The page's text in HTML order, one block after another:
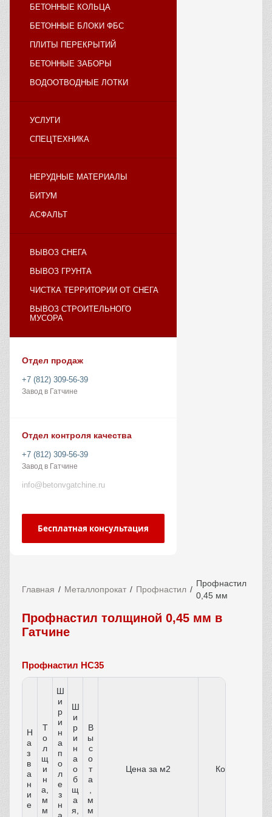
БЕТОННЫЕ КОЛЬЦА
БЕТОННЫЕ БЛОКИ ФБС
ПЛИТЫ ПЕРЕКРЫТИЙ
БЕТОННЫЕ ЗАБОРЫ
ВОДООТВОДНЫЕ ЛОТКИ
УСЛУГИ
СПЕЦТЕХНИКА
НЕРУДНЫЕ МАТЕРИАЛЫ
БИТУМ
АСФАЛЬТ
ВЫВОЗ СНЕГА
ВЫВОЗ ГРУНТА
ЧИСТКА ТЕРРИТОРИИ ОТ СНЕГА
ВЫВОЗ СТРОИТЕЛЬНОГО
МУСОРА
Отдел продаж
+7 (812) 309-56-39
Завод в Гатчине
Отдел контроля качества
+7 (812) 309-56-39
Завод в Гатчине
info@betonvgatchine.ru
Бесплатная консультация
Главная Металлопрокат Профнастил
Профнастил
0,45 мм
Профнастил толщиной 0,45 мм в
Гатчине
Профнастил НС35
Н
а
з
в
а
н
и
е
Т
о
л
щ
и
н
а,
м
м
Ш
и
р
и
н
а
п
о
л
е
з
н
Ш
и
р
и
н
а
о
б
щ
а
я,
В
ы
с
о
т
а
м
м
Цена за м2 Количество